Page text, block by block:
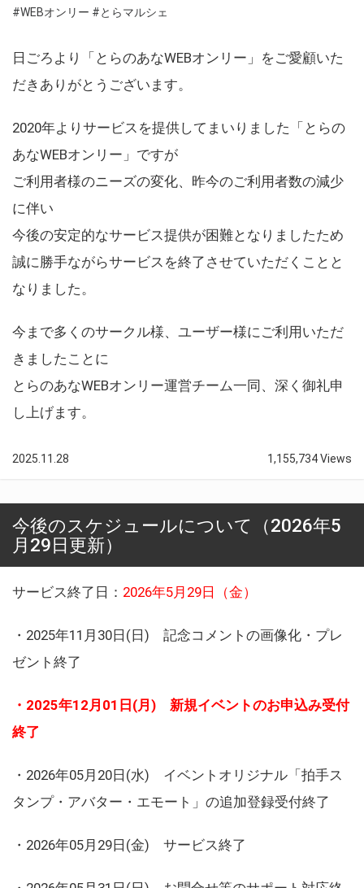
#WEBオンリー #とらマルシェ
日ごろより「とらのあなWEBオンリー」をご愛顧いた
だきありがとうございます。
2020年よりサービスを提供してまいりました「とらの
あなWEBオンリー」ですが
ご利用者様のニーズの変化、昨今のご利用者数の減少
に伴い
今後の安定的なサービス提供が困難となりましたため
誠に勝手ながらサービスを終了させていただくことと
なりました。
今まで多くのサークル様、ユーザー様にご利用いただ
きましたことに
とらのあなWEBオンリー運営チーム一同、深く御礼申
し上げます。
2025.11.28 1,155,734 Views
今後のスケジュールについて（2026年5
月29日更新）
サービス終了日： 2026年5月29日（金）
・2025年11月30日(日) 記念コメントの画像化・プレ
ゼント終了
・2025年12月01日(月) 新規イベントのお申込み受付
終了
・2026年05月20日(水) イベントオリジナル「拍手ス
タンプ・アバター・エモート」の追加登録受付終了
・2026年05月29日(金) サービス終了